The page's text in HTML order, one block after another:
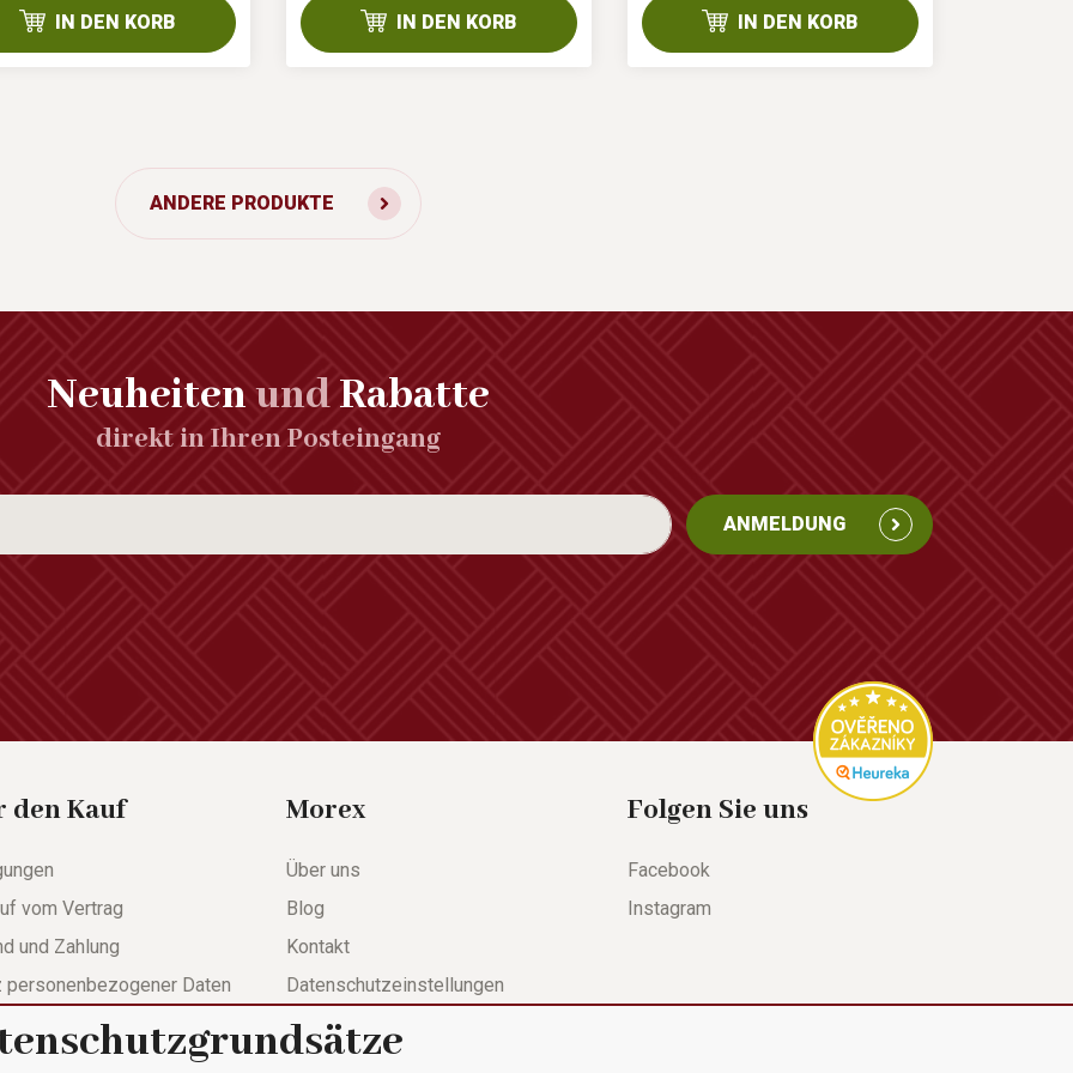
IN DEN KORB IN DEN KORB IN DEN KORB
ANDERE PRODUKTE
NeuheitenundRabatte
direkt in Ihren Posteingang
ANMELDUNG
den Kauf
vom Vertrag
und Zahlung
personenbezogener Daten
Morex
Über uns
Blog
Kontakt
Datenschutzeinstellungen
Folgen Sie uns
Facebook
Instagram